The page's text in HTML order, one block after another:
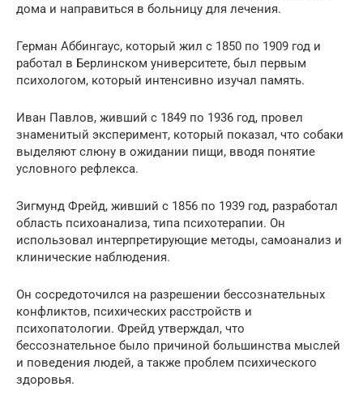
дома и направиться в больницу для лечения.
Герман Аббингаус, который жил с 1850 по 1909 год и
работал в Берлинском университете, был первым
психологом, который интенсивно изучал память.
Иван Павлов, живший с 1849 по 1936 год, провел
знаменитый эксперимент, который показал, что собаки
выделяют слюну в ожидании пищи, вводя понятие
условного рефлекса.
Зигмунд Фрейд, живший с 1856 по 1939 год, разработал
область психоанализа, типа психотерапии. Он
использовал интерпретирующие методы, самоанализ и
клинические наблюдения.
Он сосредоточился на разрешении бессознательных
конфликтов, психических расстройств и
психопатологии. Фрейд утверждал, что
бессознательное было причиной большинства мыслей
и поведения людей, а также проблем психического
здоровья.